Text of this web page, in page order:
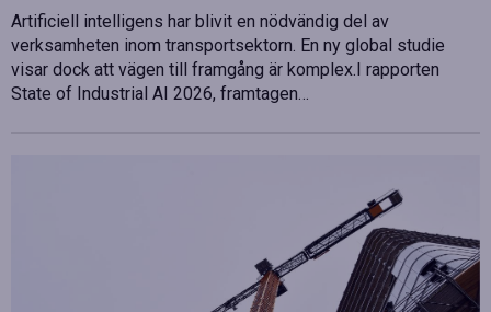
Artificiell intelligens har blivit en nödvändig del av
verksamheten inom transportsektorn. En ny global studie
visar dock att vägen till framgång är komplex.I rapporten
State of Industrial AI 2026, framtagen…